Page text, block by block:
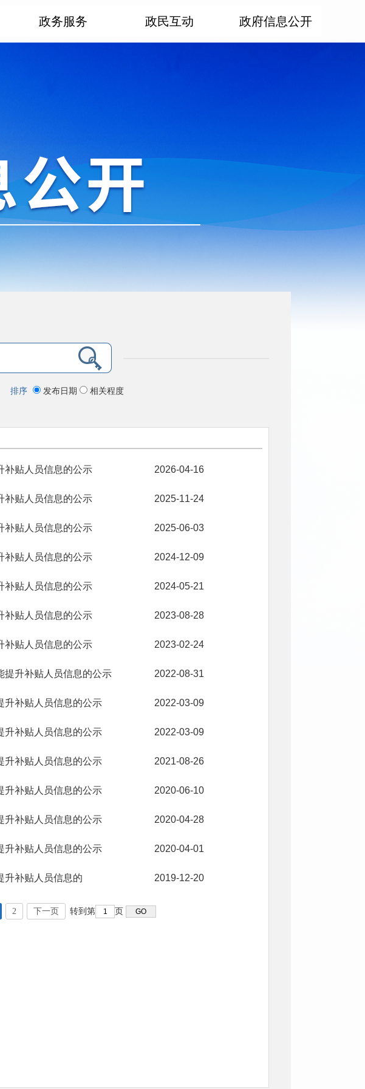
政务服务 政民互动 政府信息公开
排序 发布日期 相关程度
补贴人员信息的公示 2026-04-16
补贴人员信息的公示 2025-11-24
补贴人员信息的公示 2025-06-03
补贴人员信息的公示 2024-12-09
补贴人员信息的公示 2024-05-21
补贴人员信息的公示 2023-08-28
补贴人员信息的公示 2023-02-24
提升补贴人员信息的公示 2022-08-31
升补贴人员信息的公示 2022-03-09
升补贴人员信息的公示 2022-03-09
升补贴人员信息的公示 2021-08-26
升补贴人员信息的公示 2020-06-10
升补贴人员信息的公示 2020-04-28
升补贴人员信息的公示 2020-04-01
升补贴人员信息的 2019-12-20
2 下一页 转到第 页